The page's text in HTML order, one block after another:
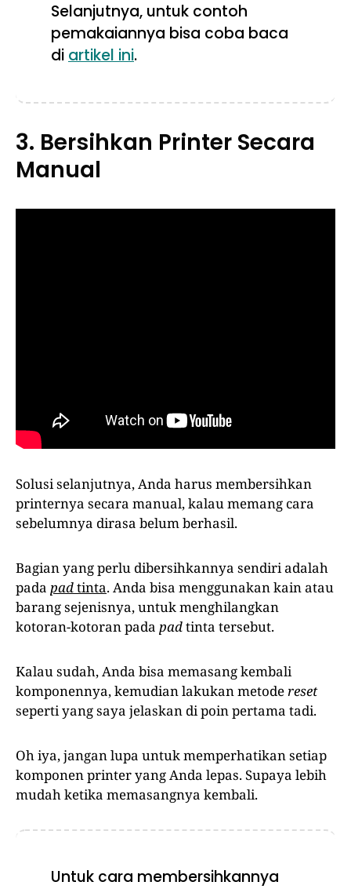
Selanjutnya, untuk contoh
pemakaiannya bisa coba baca
di artikel ini.
3. Bersihkan Printer Secara
Manual
Solusi selanjutnya, Anda harus membersihkan
printernya secara manual, kalau memang cara
sebelumnya dirasa belum berhasil.
Bagian yang perlu dibersihkannya sendiri adalah
pada padtinta. Anda bisa menggunakan kain atau
barang sejenisnya, untuk menghilangkan
kotoran-kotoran pada padtinta tersebut.
Kalau sudah, Anda bisa memasang kembali
komponennya, kemudian lakukan metodereset
seperti yang saya jelaskan di poin pertama tadi.
Oh iya, jangan lupa untuk memperhatikan setiap
komponen printer yang Anda lepas. Supaya lebih
mudah ketika memasangnya kembali.
Untuk cara membersihkannya